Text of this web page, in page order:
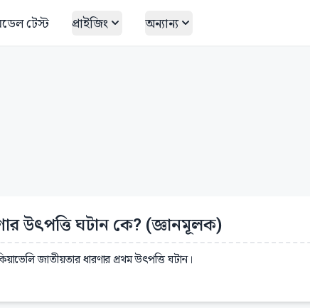
টেস্ট প্রাইজিং অন্যান্য
উৎপত্তি ঘটান কে? (জ্ঞানমূলক)
জাতীয়তার ধারণার প্রথম উৎপত্তি ঘটান।